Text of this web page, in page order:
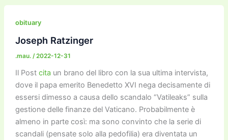
obituary
Joseph Ratzinger
.mau. /2022-12-31
Il Post cita un brano del libro con la sua ultima intervista,
dove il papa emerito Benedetto XVI nega decisamente di
essersi dimesso a causa dello scandalo “Vatileaks” sulla
gestione delle finanze del Vaticano. Probabilmente è
almeno in parte così: ma sono convinto che la serie di
scandali (pensate solo alla pedofilia) era diventata un